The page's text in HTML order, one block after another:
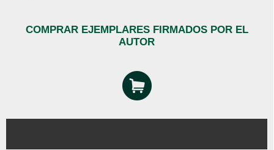
COMPRAR EJEMPLARES FIRMADOS POR EL
AUTOR